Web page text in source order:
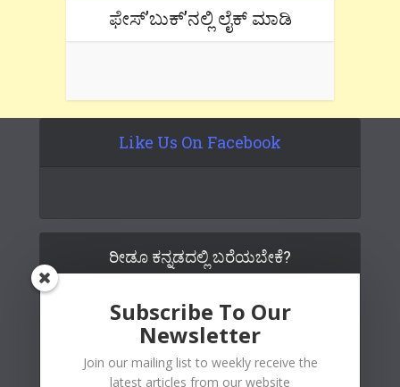
ಫೇಸ್’ಬುಕ್’ನಲ್ಲಿ ಲೈಕ್ ಮಾಡಿ
Like Us On Facebook
ರೀಡೂ ಕನ್ನಡದಲ್ಲಿ ಬರೆಯಬೇಕೆ?
Subscribe To Our
Newsletter
Join our mailing list to weekly receive the
latest articles from our website